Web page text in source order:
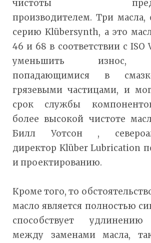
чистоты
производителем. Три масла,
серию Klübersynth, а это
46 и 68 в соответствии с ISO
уменьшить износ,
попадающимися в
грязевыми частицами, и
срок службы
более высокой чистоте
Билл Уотсон ,
директор Klüber Lubrication
и проектированию.
Кроме того, то
масло является полностью
способствует удлинению
между заменами масла,